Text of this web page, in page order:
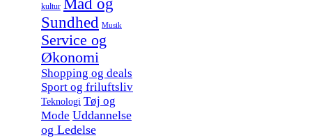
kultur Mad og
Sundhed Musik
Service og
Økonomi
Shopping og deals
Sport og friluftsliv
Teknologi Tøj og
Mode Uddannelse
og Ledelse